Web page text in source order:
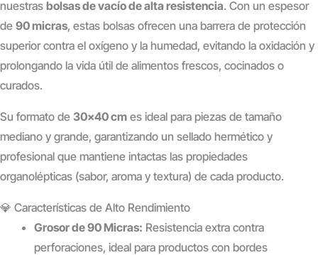
nuestras bolsas de vacío de alta resistencia. Con un espesor
de 90 micras, estas bolsas ofrecen una barrera de protección
superior contra el oxígeno y la humedad, evitando la oxidación y
prolongando la vida útil de alimentos frescos, cocinados o
curados.
Su formato de 30×40 cm es ideal para piezas de tamaño
mediano y grande, garantizando un sellado hermético y
profesional que mantiene intactas las propiedades
organolépticas (sabor, aroma y textura) de cada producto.
💎 Características de Alto Rendimiento
Grosor de 90 Micras: Resistencia extra contra
perforaciones, ideal para productos con bordes